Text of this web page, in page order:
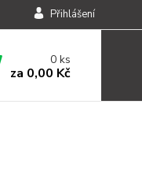
Přihlášení
0ks
za 0,00 Kč